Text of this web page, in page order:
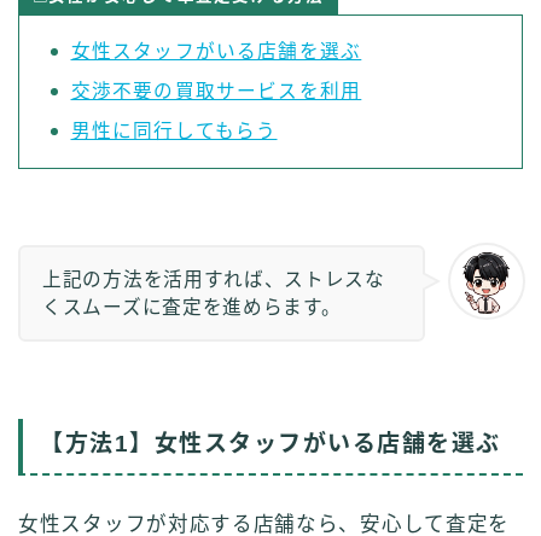
女性スタッフがいる店舗を選ぶ
交渉不要の買取サービスを利用
男性に同行してもらう
上記の方法を活用すれば、ストレスな
くスムーズに査定を進めらます。
【 方法1】女性スタッフがいる店舗を選ぶ
女性スタッフが対応する店舗なら、安心して査定を